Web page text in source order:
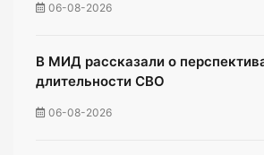
06-08-2026
В МИД рассказали о
длительности СВО
06-08-2026